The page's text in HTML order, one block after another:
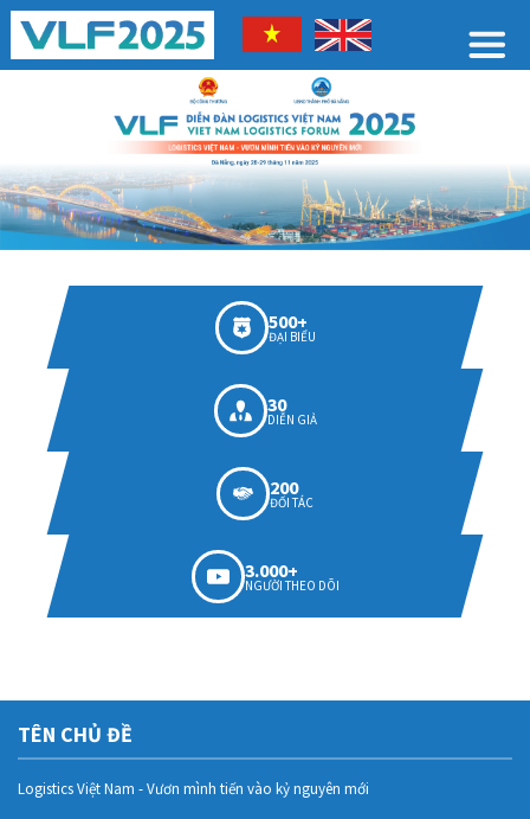
500+
ĐẠI BIỂU
30
DIỄN GIẢ
200
ĐỐI TÁC
3.000+
NGƯỜI THEO DÕI
TÊN CHỦ ĐỀ
Logistics Việt Nam - Vươn mình tiến vào kỷ nguyên mới